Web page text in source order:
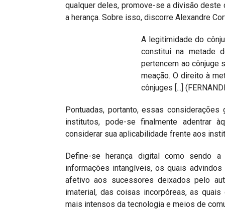
qualquer deles, promove-se a divisão deste
a herança. Sobre isso, discorre Alexandre
A legitimidade do
constitui na metade
pertencem ao cônjuge
meação. O direito à
cônjuges [...]
Pontuadas, portanto, essas
institutos, pode-se finalmente adentrar
considerar sua aplicabilidade frente aos
Define-se herança digital como sendo
informações intangíveis, os quais
afetivo aos sucessores deixados pelo
imaterial, das coisas incorpóreas, as
mais intensos da tecnologia e meios de